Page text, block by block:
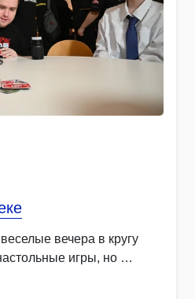
вечера в кругу
игры, но …